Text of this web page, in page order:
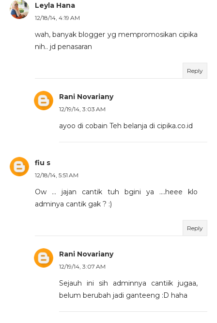
Leyla Hana
12/18/14, 4:19 AM
wah, banyak blogger yg mempromosikan cipika
nih.. jd penasaran
Reply
Rani Novariany
12/19/14, 3:03 AM
ayoo di cobain Teh belanja di cipika.co.id
fiu s
12/18/14, 5:51 AM
Ow ... jajan cantik tuh bgini ya ....heee klo
adminya cantik gak ? :)
Reply
Rani Novariany
12/19/14, 3:07 AM
Sejauh ini sih adminnya cantiik jugaa,
belum berubah jadi ganteeng :D haha